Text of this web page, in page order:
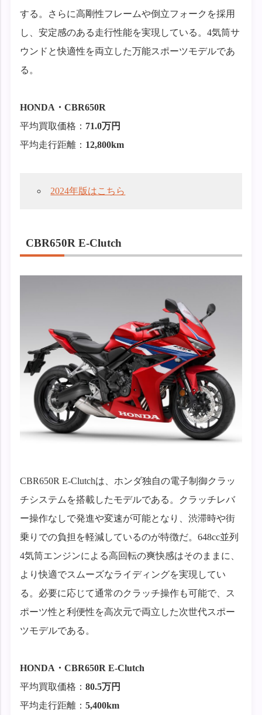
する。さらに高剛性フレームや倒立フォークを採用
し、安定感のある走行性能を実現している。4気筒サ
ウンドと快適性を両立した万能スポーツモデルであ
る。
HONDA・CBR650R
平均買取価格： 71.0万円
平均走行距離： 12,800km
2024年版はこちら
CBR650R E-Clutch
CBR650R E-Clutchは、ホンダ独自の電子制御クラッ
チシステムを搭載したモデルである。クラッチレバ
ー操作なしで発進や変速が可能となり、渋滞時や街
乗りでの負担を軽減しているのが特徴だ。648cc並列
4気筒エンジンによる高回転の爽快感はそのままに、
より快適でスムーズなライディングを実現してい
る。必要に応じて通常のクラッチ操作も可能で、ス
ポーツ性と利便性を高次元で両立した次世代スポー
ツモデルである。
HONDA・CBR650R E-Clutch
平均買取価格：80.5万円
平均走行距離：5,400km